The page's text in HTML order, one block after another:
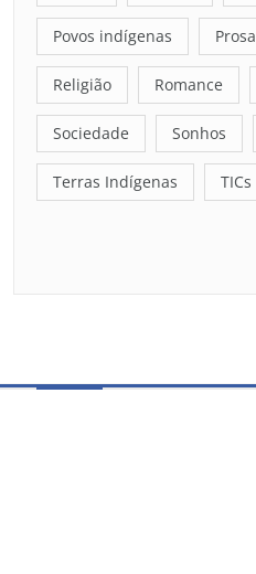
Povos indígenas Prosa
Religião Romance
Sociedade Sonhos
Terras Indígenas TICs